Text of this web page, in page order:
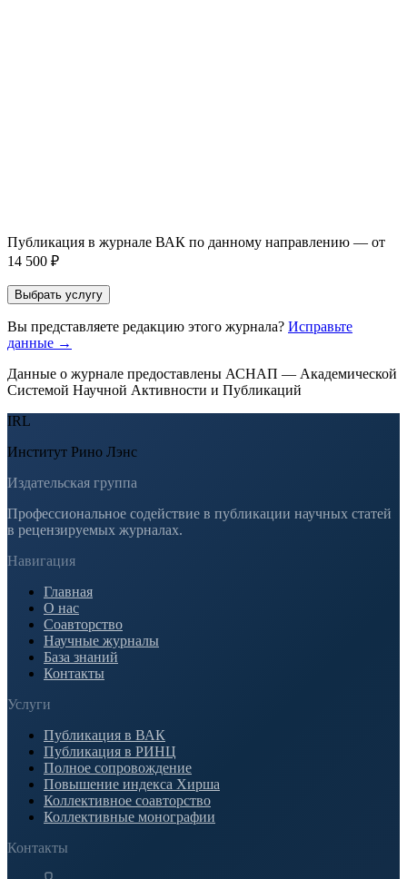
Публикация в журнале ВАК по данному направлению — от
14 500 ₽
Выбрать услугу
Вы представляете редакцию этого журнала? Исправьте
данные →
Данные о журнале предоставлены АСНАП — Академической
Системой Научной Активности и Публикаций
IRL
Институт Рино Лэнс
Издательская группа
Профессиональное содействие в публикации научных статей
в рецензируемых журналах.
Навигация
Главная
О нас
Соавторство
Научные журналы
База знаний
Контакты
Услуги
Публикация в ВАК
Публикация в РИНЦ
Полное сопровождение
Повышение индекса Хирша
Коллективное соавторство
Коллективные монографии
Контакты